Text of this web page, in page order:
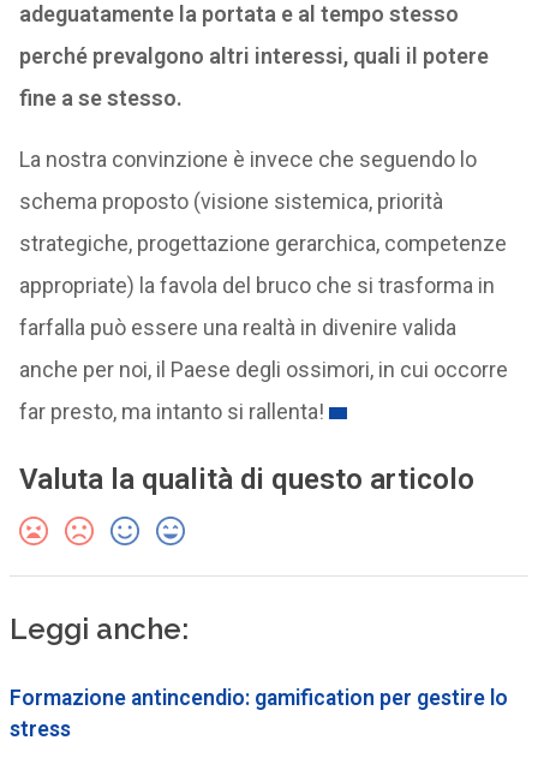
adeguatamente la portata e al tempo stesso
perché prevalgono altri interessi, quali il potere
fine a se stesso.
La nostra convinzione è invece che seguendo lo
schema proposto (visione sistemica, priorità
strategiche, progettazione gerarchica, competenze
appropriate) la favola del bruco che si trasforma in
farfalla può essere una realtà in divenire valida
anche per noi, il Paese degli ossimori, in cui occorre
far presto, ma intanto si rallenta!
Valuta la qualità di questo articolo
Leggi anche:
Formazione antincendio: gamification per gestire lo
stress